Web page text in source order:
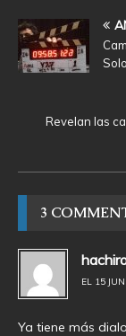
Revelan las
3
EL 15
Ya tiene más